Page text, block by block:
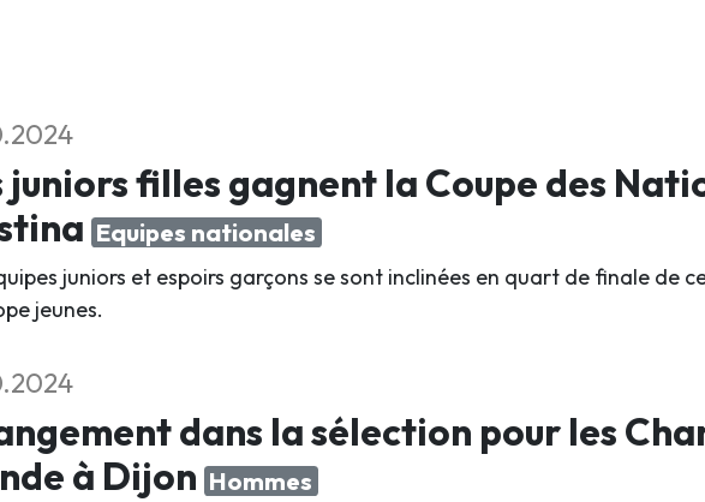
juniors filles gagnent la Coupe des
Equipes nationales
juniors et espoirs garçons se sont inclinées en quart de finale de
jeunes.
dans la sélection pour les
à Dijon Hommes